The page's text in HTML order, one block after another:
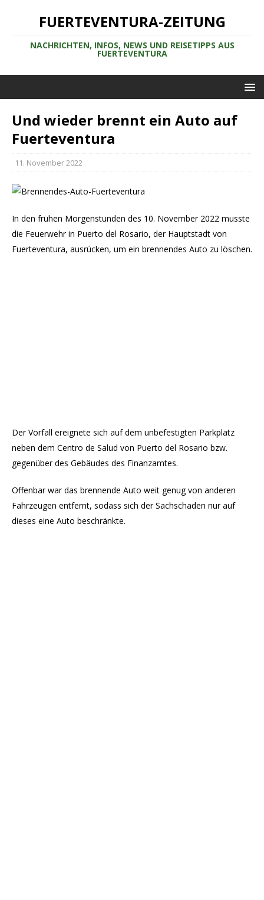
FUERTEVENTURA-ZEITUNG
NACHRICHTEN, INFOS, NEWS UND REISETIPPS AUS
FUERTEVENTURA
Und wieder brennt ein Auto auf
Fuerteventura
11. November 2022
In den frühen Morgenstunden des 10. November 2022 musste
die Feuerwehr in Puerto del Rosario, der Hauptstadt von
Fuerteventura, ausrücken, um ein brennendes Auto zu löschen.
Der Vorfall ereignete sich auf dem unbefestigten Parkplatz
neben dem Centro de Salud von Puerto del Rosario bzw.
gegenüber des Gebäudes des Finanzamtes.
Offenbar war das brennende Auto weit genug von anderen
Fahrzeugen entfernt, sodass sich der Sachschaden nur auf
dieses eine Auto beschränkte.